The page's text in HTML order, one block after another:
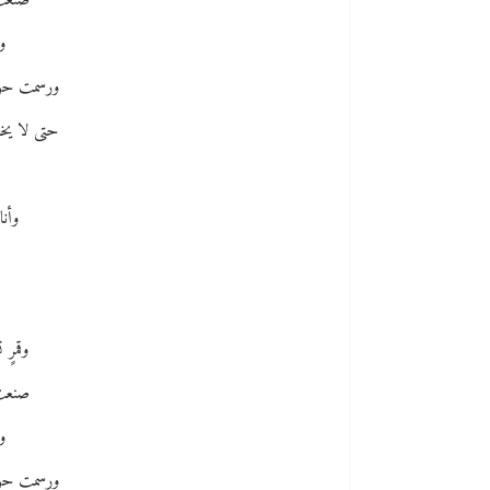
ورسمت
حتى لا
وقمرٍ
ورسمت